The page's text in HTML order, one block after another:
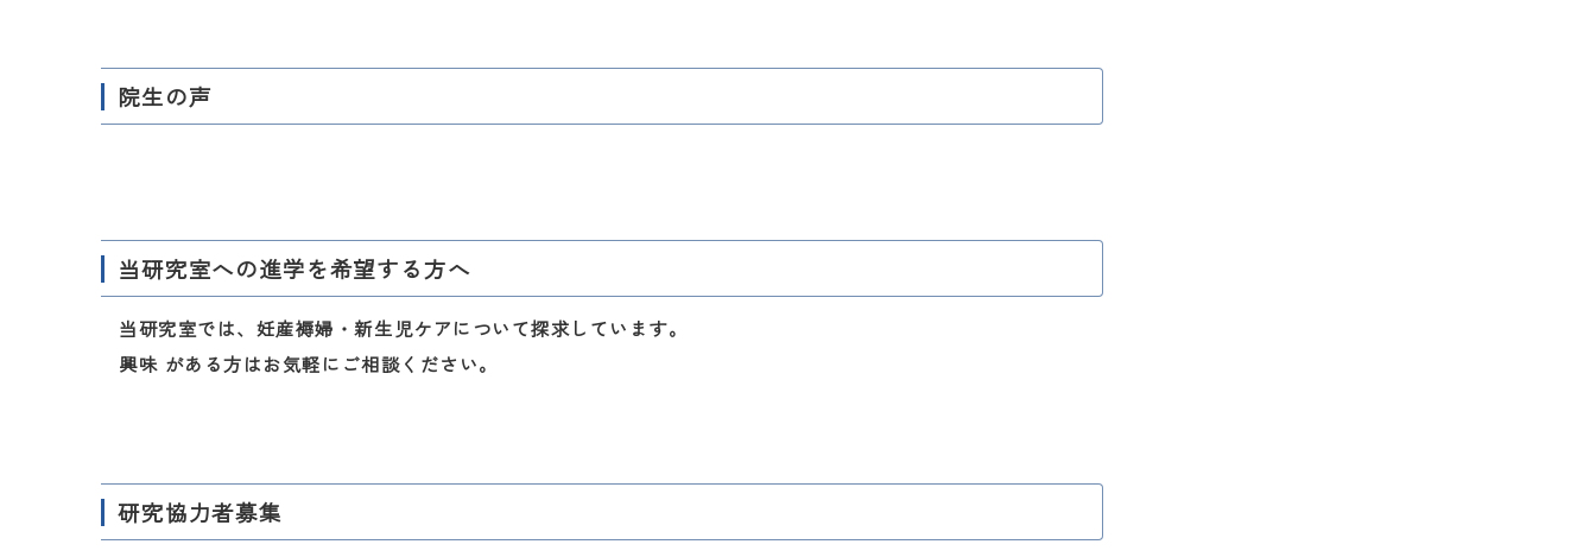
院生の声
当研究室への進学を希望する方へ
当研究室では、妊産褥婦・新生児ケアについて探求しています。
興味 がある方はお気軽にご相談ください。
研究協力者募集